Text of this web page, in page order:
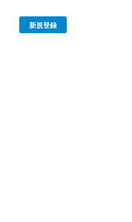
新規登録